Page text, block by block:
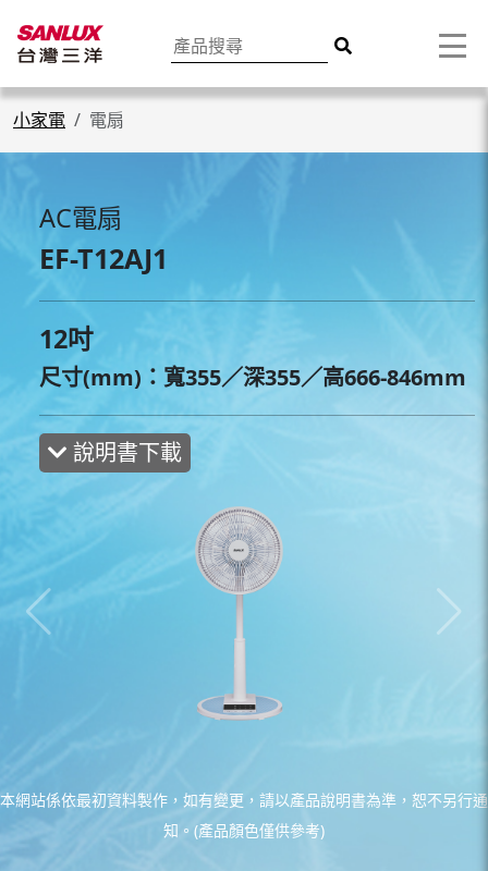
小家電 電扇
AC電扇
EF-T12AJ1
12吋
尺寸(mm)：寬355／深355／高666-846mm
說明書下載
本網站係依最初資料製作，如有變更，請以產品說明書為準，恕不另行通
知。(產品顏色僅供參考)